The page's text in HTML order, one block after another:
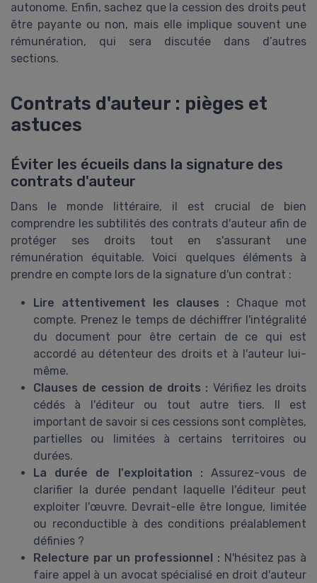
autonome. Enfin, sachez que la cession des droits peut
être payante ou non, mais elle implique souvent une
rémunération, qui sera discutée dans d’autres
sections.
Contrats d'auteur : pièges et
astuces
Éviter les écueils dans la signature des
contrats d'auteur
Dans le monde littéraire, il est crucial de bien
comprendre les subtilités des contrats d'auteur afin de
protéger ses droits tout en s'assurant une
rémunération équitable. Voici quelques éléments à
prendre en compte lors de la signature d'un contrat :
Lire attentivement les clauses : Chaque mot
compte. Prenez le temps de déchiffrer l'intégralité
du document pour être certain de ce qui est
accordé au détenteur des droits et à l'auteur lui-
même.
Clauses de cession de droits : Vérifiez les droits
cédés à l'éditeur ou tout autre tiers. Il est
important de savoir si ces cessions sont complètes,
partielles ou limitées à certains territoires ou
durées.
La durée de l'exploitation : Assurez-vous de
clarifier la durée pendant laquelle l'éditeur peut
exploiter l'œuvre. Devrait-elle être longue, limitée
ou reconductible à des conditions préalablement
définies ?
Relecture par un professionnel : N'hésitez pas à
faire appel à un avocat spécialisé en droit d'auteur